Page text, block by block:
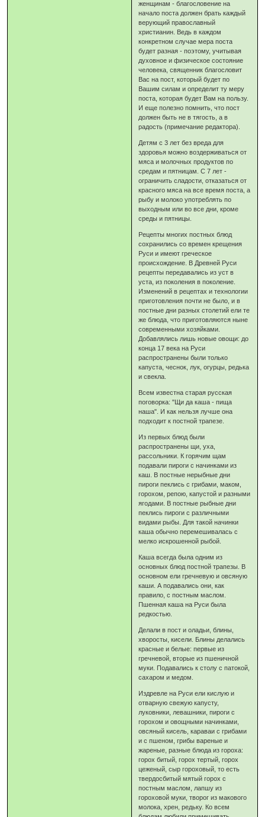
женщинам - благословение на
начало поста должен брать каждый
верующий православный
христианин. Ведь в каждом
конкретном случае мера поста
будет разная - поэтому, учитывая
духовное и физическое состояние
человека, священник благословит
Вас на пост, который будет по
Вашим силам и определит ту меру
поста, которая будет Вам на пользу.
И еще полезно помнить, что пост
должен быть не в тягость, а в
радость (примечание редактора).
Детям с 3 лет без вреда для
здоровья можно воздерживаться от
мяса и молочных продуктов по
средам и пятницам. С 7 лет -
ограничить сладости, отказаться от
красного мяса на все время поста, а
рыбу и молоко употреблять по
выходным или во все дни, кроме
среды и пятницы.
Рецепты многих постных блюд
сохранились со времен крещения
Руси и имеют греческое
происхождение. В Древней Руси
рецепты передавались из уст в
уста, из поколения в поколение.
Изменений в рецептах и технологии
приготовления почти не было, и в
постные дни разных столетий ели те
же блюда, что приготовляются ныне
современными хозяйками.
Добавлялись лишь новые овощи: до
конца 17 века на Руси
распространены были только
капуста, чеснок, лук, огурцы, редька
и свекла.
Всем известна старая русская
поговорка: "Щи да каша - пища
наша". И как нельзя лучше она
подходит к постной трапезе.
Из первых блюд были
распространены щи, уха,
рассольники. К горячим щам
подавали пироги с начинками из
каш. В постные нерыбные дни
пироги пеклись с грибами, маком,
горохом, репою, капустой и разными
ягодами. В постные рыбные дни
пеклись пироги с различными
видами рыбы. Для такой начинки
каша обычно перемешивалась с
мелко искрошенной рыбой.
Каша всегда была одним из
основных блюд постной трапезы. В
основном ели гречневую и овсяную
каши. А подавались они, как
правило, с постным маслом.
Пшенная каша на Руси была
редкостью.
Делали в пост и оладьи, блины,
хворосты, кисели. Блины делались
красные и белые: первые из
гречневой, вторые из пшеничной
муки. Подавались к столу с патокой,
сахаром и медом.
Издревле на Руси ели кислую и
отварную свежую капусту,
луковники, левашники, пироги с
горохом и овощными начинками,
овсяный кисель, караваи с грибами
и с пшеном, грибы вареные и
жареные, разные блюда из гороха:
горох битый, горох тертый, горох
цеженый, сыр гороховый, то есть
твердосбитый мятый горох с
постным маслом, лапшу из
гороховой муки, творог из макового
молока, хрен, редьку. Ко всем